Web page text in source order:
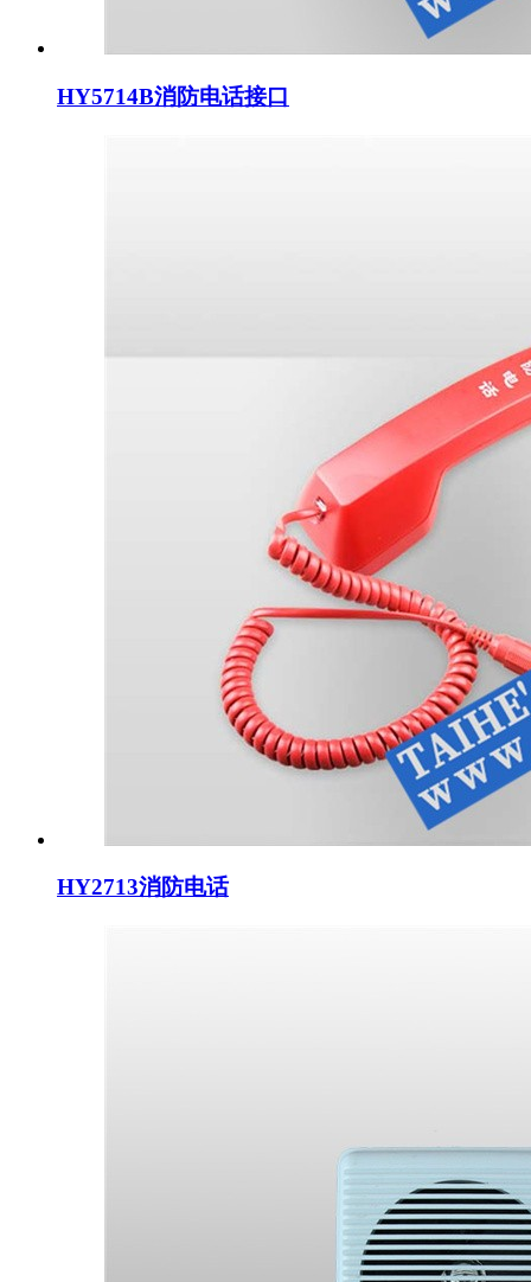
HY5714B消防电话接口
HY2713消防电话